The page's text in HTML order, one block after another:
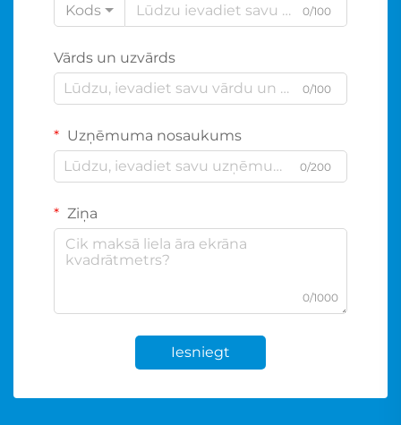
Kods
0/100
Vārds un uzvārds
0/100
Uzņēmuma nosaukums
0/200
Ziņa
0/1000
Iesniegt